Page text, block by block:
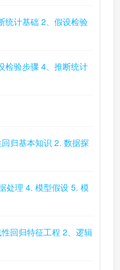
统计基础 2、假设检验
检验步骤 4、推断统计
归基本知识 2. 数据探
处理 4. 模型假设 5. 模
回归特征工程 2、逻辑